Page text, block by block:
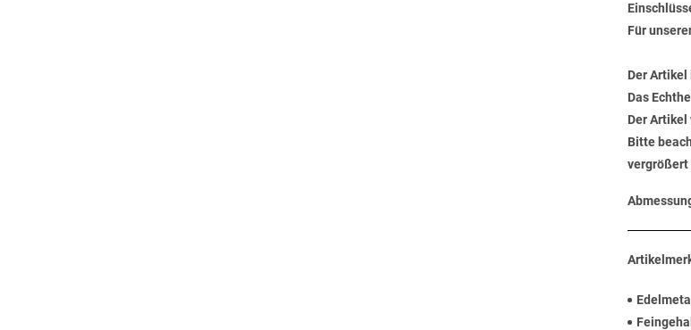
Für
Der
Das
Der
Bitte
vergrößert
Edelmetall